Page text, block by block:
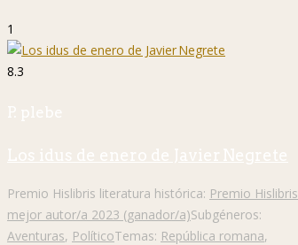
1
8.3
P. plebe
Los idus de enero de Javier Negrete
Premio Hislibris literatura histórica: Premio Hislibris
mejor autor/a 2023 (ganador/a)Subgéneros:
Aventuras, PolíticoTemas: República romana,